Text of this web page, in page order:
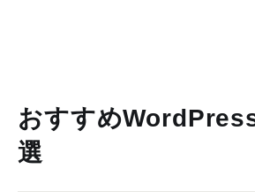
おすすめ
選